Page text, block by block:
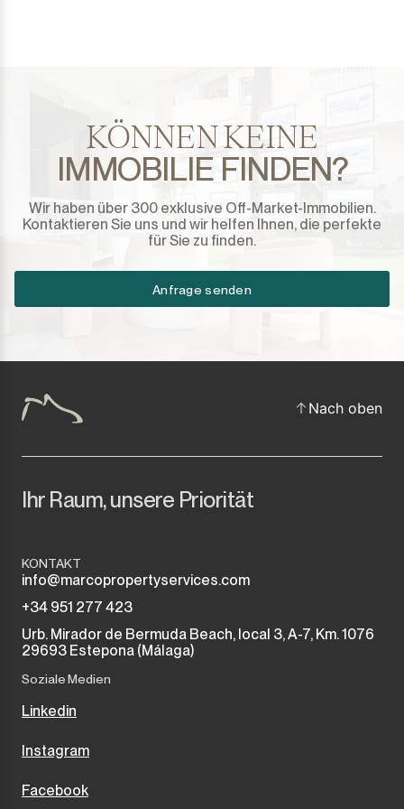
Valle Romano
Castellar de la Frontera
Jimena de la Frontera
KÖNNEN KEINE
IMMOBILIE FINDEN?
Wir haben über 300 exklusive Off-Market-Immobilien.
Kontaktieren Sie uns und wir helfen Ihnen, die perfekte
für Sie zu finden.
Anfrage senden
Nach oben
Ihr Raum, unsere Priorität
KONTAKT
info@marcopropertyservices.com
+34 951 277 423
Urb. Mirador de Bermuda Beach, local 3, A-7, Km. 1076
29693 Estepona (Málaga)
Soziale Medien
Linkedin
Instagram
Facebook